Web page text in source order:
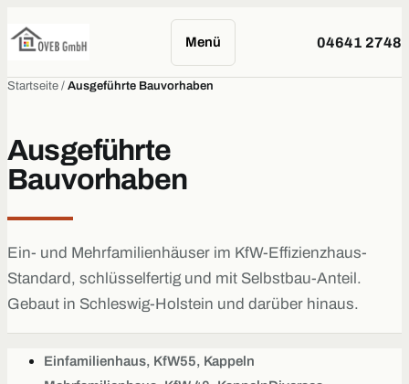
Menü 04641 2748
Startseite / Ausgeführte Bauvorhaben
Ausgeführte
Bauvorhaben
Ein- und Mehrfamilienhäuser im KfW-Effizienzhaus-
Standard, schlüsselfertig und mit Selbstbau-Anteil.
Gebaut in Schleswig-Holstein und darüber hinaus.
Einfamilienhaus, KfW55, Kappeln